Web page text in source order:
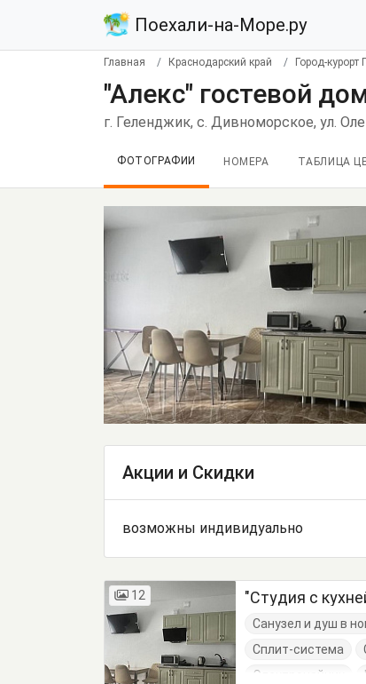
Поехали-на-Море.ру
Главная Краснодарский край Город-курорт
"Алекс" гостевой
г. Геленджик, с. Дивноморское, ул.
ФОТОГРАФИИ НОМЕРА ТАБЛИЦА
Акции и Скидки
возможны индивидуально
12 "Студия с
Санузел и душ в
Сплит-система
Электрочайник